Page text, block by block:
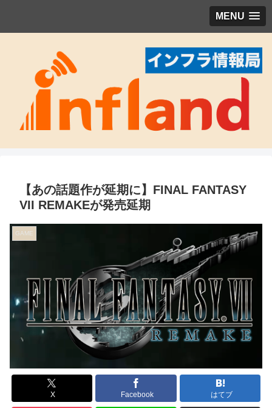
MENU
【あの話題作が延期に】FINAL FANTASY
VII REMAKEが発売延期
GAME
X Facebook はてブ